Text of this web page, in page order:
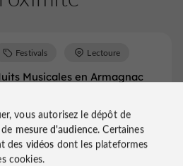
Musicales en Armagnac
Festivals Lectoure
19/07/2026 au 08/08/2026
vous autorisez le dépôt de
mesure d'audience. Certaines
des vidéos dont les plateformes
cookies.